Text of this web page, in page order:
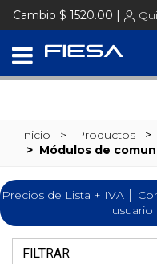
SET @busqueda =
Cambio $ 1520.00 |
Inicio > Productos >
> Módulos de
Precios de Lista + IVA │
usuario
FILTRAR